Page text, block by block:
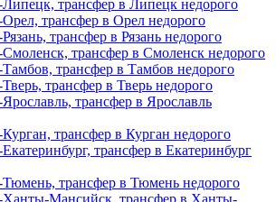
трансфер в Липецк недорого
трансфер в Орел недорого
трансфер в Рязань недорого
трансфер в Смоленск недорого
трансфер в Тамбов недорого
трансфер в Тверь недорого
трансфер в Ярославль
трансфер в Курган недорого
трансфер в Екатеринбург
Тюмень, трансфер в Тюмень недорого
Ханты-Мансийск, трансфер в Ханты-